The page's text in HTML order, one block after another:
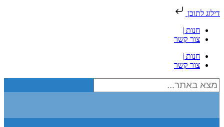
דילוג לתוכן
חנות |
צור קשר
חנות |
צור קשר